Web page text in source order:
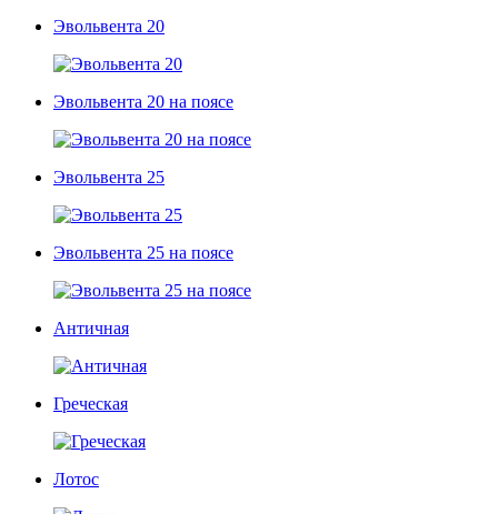
Эвольвента 20
Эвольвента 20 на поясе
Эвольвента 25
Эвольвента 25 на поясе
Античная
Греческая
Лотос